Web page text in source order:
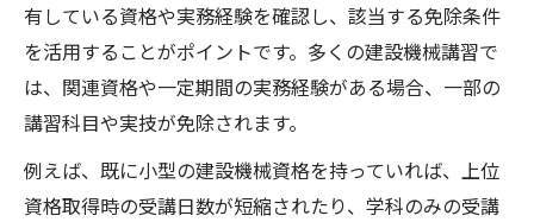
有している資格や実務経験を確認し、該当する免除条件
を活用することがポイントです。多くの建設機械講習で
は、関連資格や一定期間の実務経験がある場合、一部の
講習科目や実技が免除されます。
例えば、既に小型の建設機械資格を持っていれば、上位
資格取得時の受講日数が短縮されたり、学科のみの受講